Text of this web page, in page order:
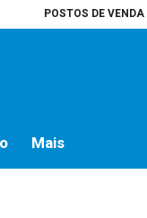
POSTOS DE VENDA
da Assembleia é que
Mais